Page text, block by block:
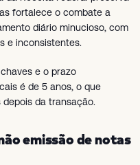
fortalece o combate a
diário minucioso, com
e inconsistentes.
e o prazo
é de 5 anos, o que
da transação.
emissão de notas